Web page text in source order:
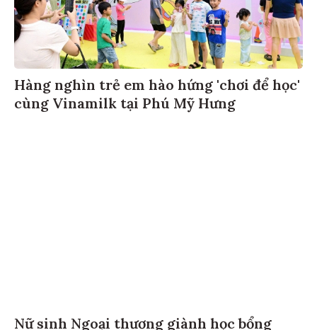
Hàng nghìn trẻ em hào hứng 'chơi để học'
cùng Vinamilk tại Phú Mỹ Hưng
Nữ sinh Ngoại thương giành học bổng